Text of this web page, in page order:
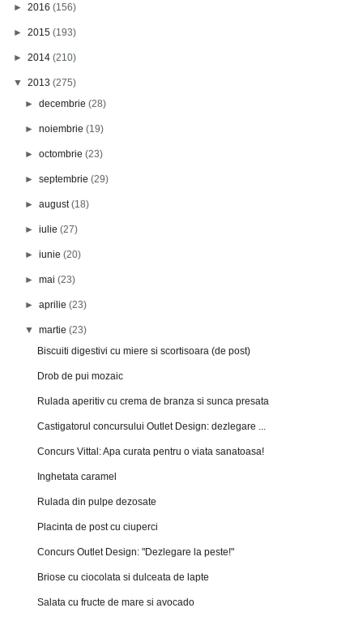
► 2016 (156)
► 2015 (193)
► 2014 (210)
▼ 2013 (275)
►decembrie(28)
►noiembrie(19)
►octombrie(23)
►septembrie(29)
►august(18)
►iulie(27)
►iunie(20)
►mai(23)
►aprilie(23)
▼martie(23)
Biscuiti digestivi cu miere si scortisoara (de post)
Drob de pui mozaic
Rulada aperitiv cu crema de branza si sunca presata
Castigatorul concursului Outlet Design: dezlegare ...
Concurs Vittal: Apa curata pentru o viata sanatoasa!
Inghetata caramel
Rulada din pulpe dezosate
Placinta de post cu ciuperci
Concurs Outlet Design: "Dezlegare la peste!"
Briose cu ciocolata si dulceata de lapte
Salata cu fructe de mare si avocado